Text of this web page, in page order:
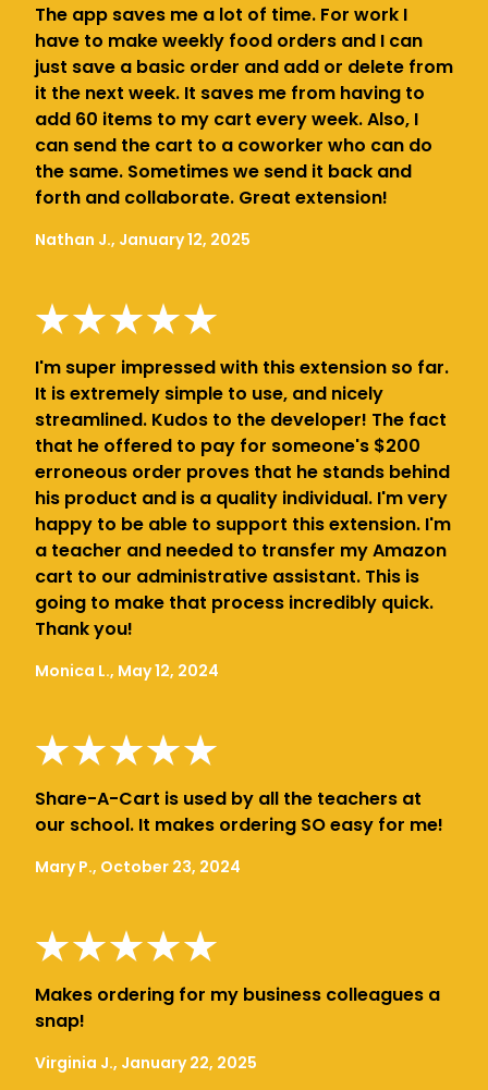
The app saves me a lot of time. For work I
have to make weekly food orders and I can
just save a basic order and add or delete from
it the next week. It saves me from having to
add 60 items to my cart every week. Also, I
can send the cart to a coworker who can do
the same. Sometimes we send it back and
forth and collaborate. Great extension!
Nathan J., January 12, 2025
I'm super impressed with this extension so far.
It is extremely simple to use, and nicely
streamlined. Kudos to the developer! The fact
that he offered to pay for someone's $200
erroneous order proves that he stands behind
his product and is a quality individual. I'm very
happy to be able to support this extension. I'm
a teacher and needed to transfer my Amazon
cart to our administrative assistant. This is
going to make that process incredibly quick.
Thank you!
Monica L., May 12, 2024
Share-A-Cart is used by all the teachers at
our school. It makes ordering SO easy for me!
Mary P., October 23, 2024
Makes ordering for my business colleagues a
snap!
Virginia J., January 22, 2025